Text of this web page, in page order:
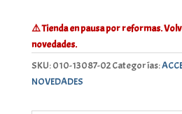
⚠️ Tienda en pausa por reformas.
novedades.
SKU:010-13087-02Categorías:
NOVEDADES